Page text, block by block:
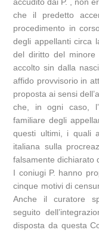
accudito dai P. , non
che il predetto
procedimento in
degli appellanti circa
del diritto del
accolto sin dalla
affido provvisorio in
proposta ai sensi
che, in ogni caso,
familiare degli
questi ultimi, i quali
italiana sulla
falsamente dichiarato
I coniugi P. hanno
cinque motivi di
Anche il curatore
seguito
disposta da questa